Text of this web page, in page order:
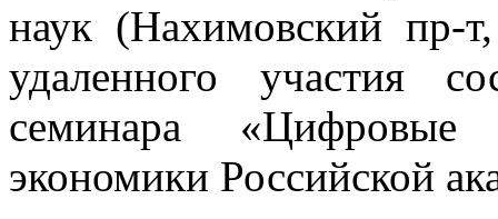
наук (Нахимовский пр-
удаленного участия
семинара
экономики Российской